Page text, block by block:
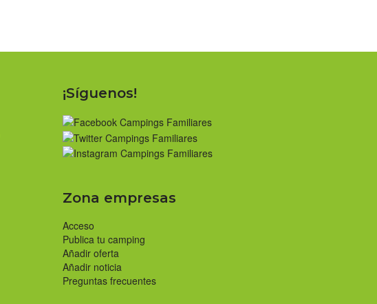
¡Síguenos!
Zona empresas
Acceso
Publica tu camping
Añadir oferta
Añadir noticia
Preguntas frecuentes